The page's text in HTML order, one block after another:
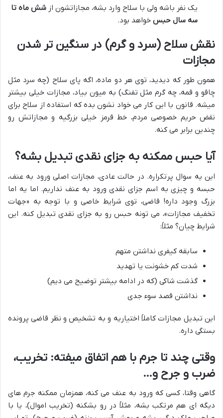
یک نفر باشه ولی با سلاح وارد بشه، مجازاتشون از شش ماه تا
سه سال حبس خواهد بود.
نقش سلاح (سرد و گرم) در سنگین تر شدن
مجازات
همون طور که دیدید، توی هر دو ماده، اگه پای سلاح (چه سرد مثل
چاقو و قمه، چه گرم مثل تفنگ) به میون بیاد، مجازات خیلی بیشتر
میشه. قانون با این کار می خواد نشون بده که استفاده از سلاح برای
نقض حریم خصوصی مردم، خط قرمز خیلی بزرگیه و مجازاتش رو
چندین برابر می کنه.
آیا حبس ممکنه به جزای نقدی تبدیل بشه؟
این یه سوال پرتکراره. در حالت عادی، مجازات اصلی ورود به عنف،
حبسه و چیزی به اسم جزای نقدی ورود به عنف نداریم. اما یه اما
بزرگ وجود داره! قاضی، توی شرایط خاصی و با توجه به «جهات
تخفیف مجازات»، می تونه حبس رو به جزای نقدی تبدیل کنه. این
شرایط چیان؟ مثلاً:
سابقه کیفری نداشتن متهم
شدت کم خشونت یا تهدید
گذشت شاکی (که در ادامه بیشتر توضیح می دیم)
نداشتن قصد سوء جدی
این تبدیل مجازات کاملاً اختیاریه و به تشخیص و نظر قاضی پرونده
بستگی داره.
وقتی چند تا جرم با هم اتفاق میفته: تخریب،
ضرب و جرح و…
گاهی وقتا، کسی که ورود به عنف می کنه، همزمان ممکنه جرم های
دیگه ای هم مرتکب بشه، مثلاً در رو بشکنه (تخریب اموال)، یا با